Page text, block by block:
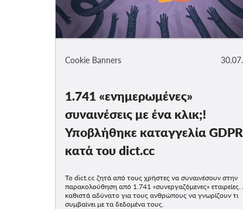
Cookie Banners
1.741 «ενημερωμένες»
συναινέσεις με ένα κλικ;!
Υποβλήθηκε καταγγελία GDPR
κατά του dict.cc
Το dict.cc ζητά από τους χρήστες να συναινέσουν στην
παρακολούθηση από 1.741 «συνεργαζόμενες»
καθιστά αδύνατο για τους ανθρώπους να γνωρίζουν τι
συμβαίνει με τα δεδομένα τους.